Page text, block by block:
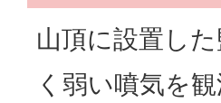
山頂に設置し
く弱い噴気を観